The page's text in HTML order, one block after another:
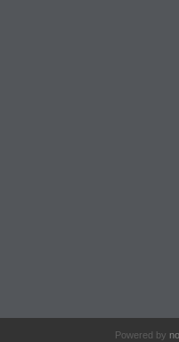
Powered by